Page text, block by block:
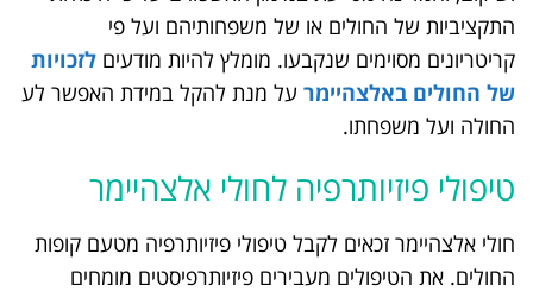
התקציביות של החולים או של משפחותיהם ועל פי
קריטריונים מסוימים שנקבעו. מומלץ להיות מודעים לזכויות
של החולים באלצהיימר על מנת להקל במידת האפשר לע
החולה ועל משפחתו.
טיפולי פיזיותרפיה לחולי אלצהיימר
חולי אלצהיימר זכאים לקבל טיפולי פיזיותרפיה מטעם קופות
החולים. את הטיפולים מעבירים פיזיותרפיסטים מומחים